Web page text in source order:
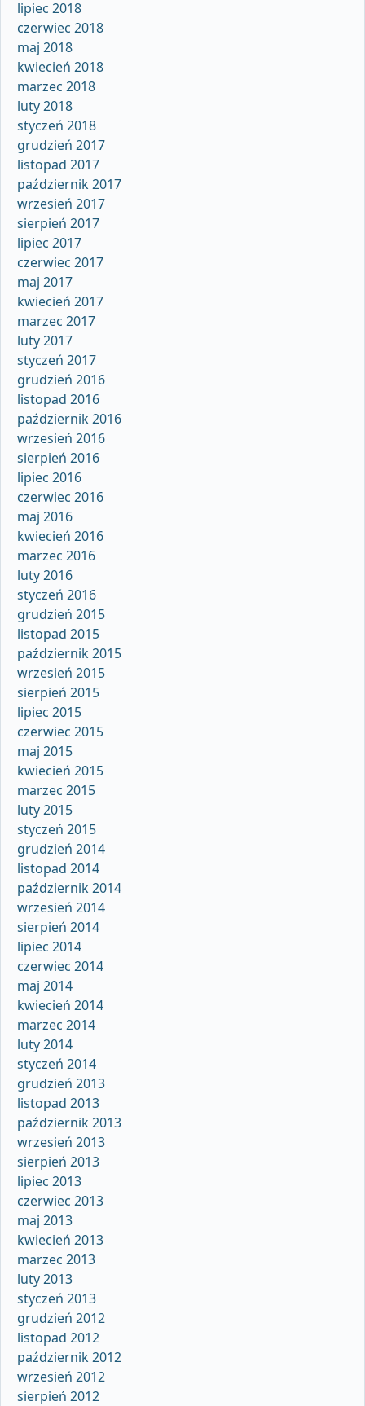
lipiec 2018
czerwiec 2018
maj 2018
kwiecień 2018
marzec 2018
luty 2018
styczeń 2018
grudzień 2017
listopad 2017
październik 2017
wrzesień 2017
sierpień 2017
lipiec 2017
czerwiec 2017
maj 2017
kwiecień 2017
marzec 2017
luty 2017
styczeń 2017
grudzień 2016
listopad 2016
październik 2016
wrzesień 2016
sierpień 2016
lipiec 2016
czerwiec 2016
maj 2016
kwiecień 2016
marzec 2016
luty 2016
styczeń 2016
grudzień 2015
listopad 2015
październik 2015
wrzesień 2015
sierpień 2015
lipiec 2015
czerwiec 2015
maj 2015
kwiecień 2015
marzec 2015
luty 2015
styczeń 2015
grudzień 2014
listopad 2014
październik 2014
wrzesień 2014
sierpień 2014
lipiec 2014
czerwiec 2014
maj 2014
kwiecień 2014
marzec 2014
luty 2014
styczeń 2014
grudzień 2013
listopad 2013
październik 2013
wrzesień 2013
sierpień 2013
lipiec 2013
czerwiec 2013
maj 2013
kwiecień 2013
marzec 2013
luty 2013
styczeń 2013
grudzień 2012
listopad 2012
październik 2012
wrzesień 2012
sierpień 2012